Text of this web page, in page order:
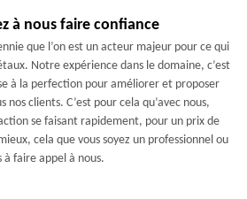
à nous faire confiance
que l’on est un acteur majeur pour ce qui
Notre expérience dans le domaine, c’est
à la perfection pour améliorer et proposer
nos clients. C’est pour cela qu’avec nous,
se faisant rapidement, pour un prix de
cela que vous soyez un professionnel ou
à faire appel à nous.